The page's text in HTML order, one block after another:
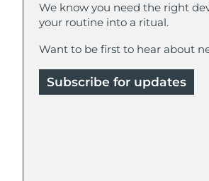
We know you need the right
your routine into a ritual.
Want to be first to hear about
Subscribe for updates